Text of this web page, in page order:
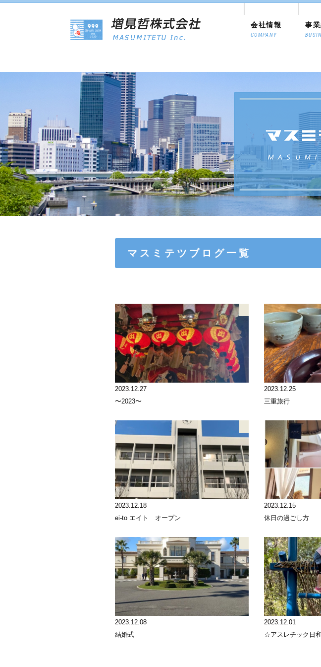
会社情報
COMPANY
事
マスミテツブログ一覧
2023.12.27
〜2023〜
2023.12.25
三重旅行
2023.12.18
ei-to エイト オープン
2023.12.15
休日の過ごし方
2023.12.08
結婚式
2023.12.01
☆アスレチック日